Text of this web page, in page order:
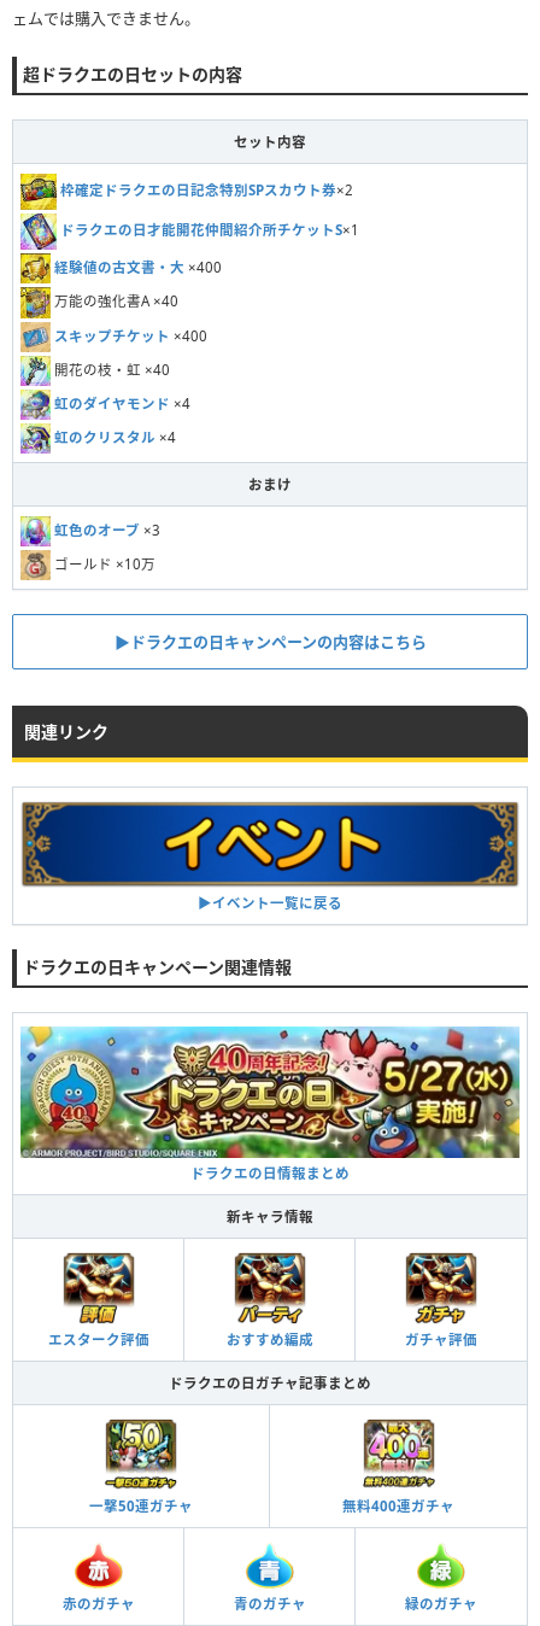
ェムでは購入できません。
超ドラクエの日セットの内容
セット内容
枠確定ドラクエの日記念特別SPスカウト券×2
ドラクエの日才能開花仲間紹介所チケットS×1
経験値の古文書・大 ×400
万能の強化書A ×40
スキップチケット ×400
開花の枝・虹 ×40
虹のダイヤモンド ×4
虹のクリスタル ×4
おまけ
虹色のオーブ ×3
ゴールド ×10万
▶︎ドラクエの日キャンペーンの内容はこちら
関連リンク
▶︎イベント一覧に戻る
ドラクエの日キャンペーン関連情報
ドラクエの日情報まとめ
新キャラ情報
エスターク評価 おすすめ編成 ガチャ評価
ドラクエの日ガチャ記事まとめ
一撃50連ガチャ 無料400連ガチャ
赤のガチャ 青のガチャ 緑のガチャ